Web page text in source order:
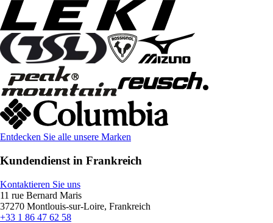
Entdecken Sie alle unsere Marken
Kundendienst in Frankreich
Kontaktieren Sie uns
11 rue Bernard Maris
37270 Montlouis-sur-Loire, Frankreich
+33 1 86 47 62 58